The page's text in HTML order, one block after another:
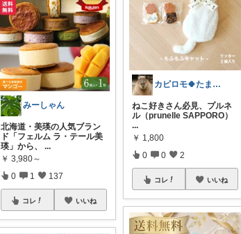
みーしゃん
北海道・美瑛の人気ブラン
ド「フェルム ラ・テール美
瑛」から、...
￥ 3,980～
0 1 137
コレ いいね
カピロモ🍀たまにくすっと笑えるーむ🐾
ねこ好きさん必見、プルネ
ル（prunelle SAPPORO）
...
￥ 1,800
0 0 2
コレ いいね